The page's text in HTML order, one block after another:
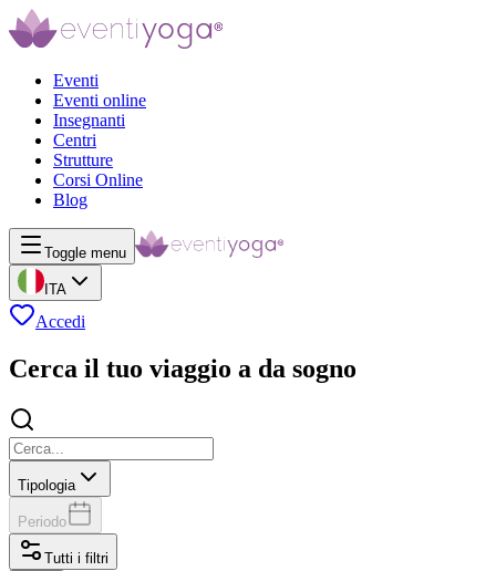
Eventi
Eventi online
Insegnanti
Centri
Strutture
Corsi Online
Blog
Toggle menu
ITA
Accedi
Cerca il tuo viaggio a da sogno
Tipologia
Periodo
Tutti i filtri